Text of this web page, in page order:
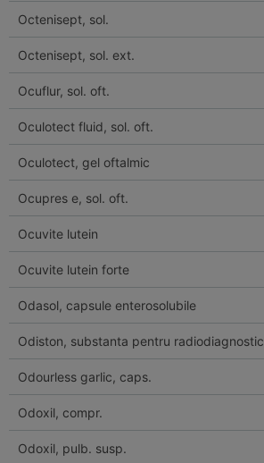
Octenisept, sol.
Octenisept, sol. ext.
Ocuflur, sol. oft.
Oculotect fluid, sol. oft.
Oculotect, gel oftalmic
Ocupres e, sol. oft.
Ocuvite lutein
Ocuvite lutein forte
Odasol, capsule enterosolubile
Odiston, substanta pentru radiodiagnostic
Odourless garlic, caps.
Odoxil, compr.
Odoxil, pulb. susp.